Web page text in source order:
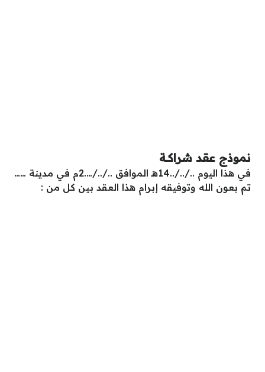
نموذج عقد شراكـة
في هذا اليوم ../../..14هـ الموافق ../../….2م في مدينة ……
تم بعون الله وتوفيقه إبرام هذا العقد بين كل من :